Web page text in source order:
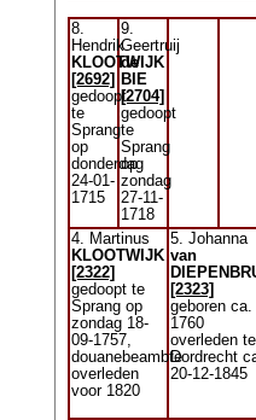
8.
Hendrik
KLOOTWIJK
[2692]
gedoopt
te
Sprang
op
donderdag
24-01-
1715
9.
Geertruij
de
BIE
[2704]
gedoopt
te
Sprang
op
zondag
27-11-
1718
4. Martinus
KLOOTWIJK
[2322]
gedoopt te
Sprang op
zondag 18-
09-1757,
douanebeambte
overleden
voor 1820
5. Johanna
van
[2323]
geboren ca.
1760
overleden te
Dordrecht
20-12-1845